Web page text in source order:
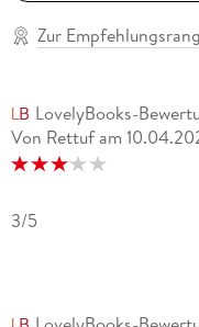
Zur
LovelyBooks-
Von Rettuf am
3/5